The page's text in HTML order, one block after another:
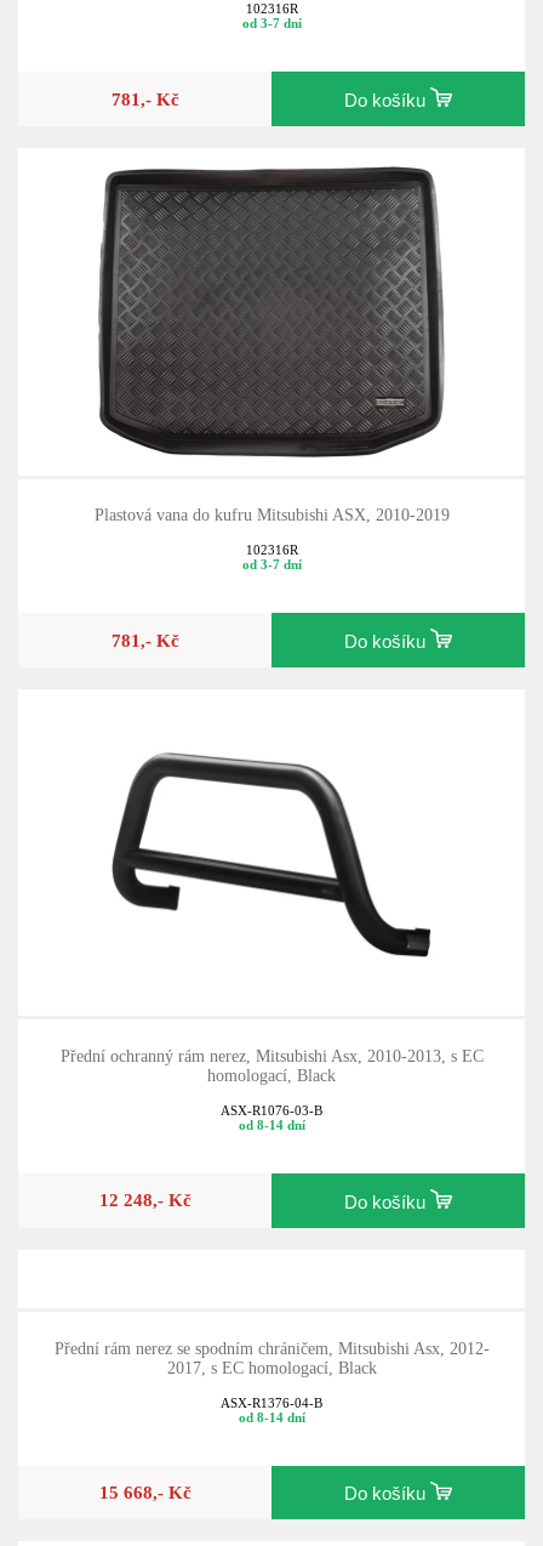
102316R
od 3-7 dní
781,- Kč Do košíku
Plastová vana do kufru Mitsubishi ASX, 2010-2019
102316R
od 3-7 dní
781,- Kč Do košíku
Přední ochranný rám nerez, Mitsubishi Asx, 2010-2013, s EC
homologací, Black
ASX-R1076-03-B
od 8-14 dní
12 248,- Kč Do košíku
Přední rám nerez se spodním chráničem, Mitsubishi Asx, 2012-
2017, s EC homologací, Black
ASX-R1376-04-B
od 8-14 dní
15 668,- Kč Do košíku